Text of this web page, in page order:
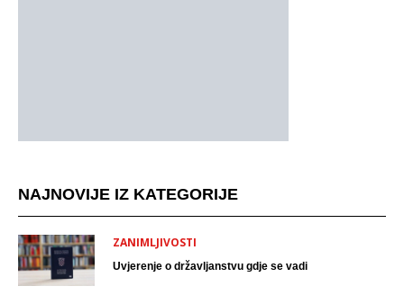
NAJNOVIJE IZ KATEGORIJE
ZANIMLJIVOSTI
Uvjerenje o državljanstvu gdje se vadi